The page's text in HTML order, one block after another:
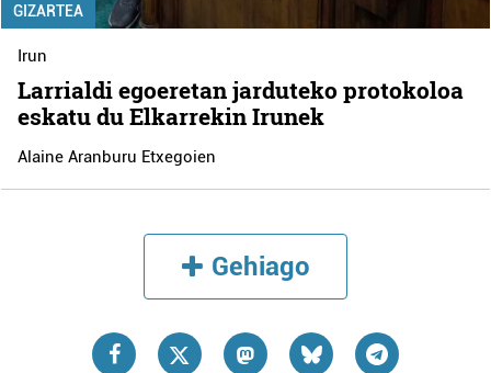
GIZARTEA
Irun
Larrialdi egoeretan jarduteko protokoloa
eskatu du Elkarrekin Irunek
Alaine Aranburu Etxegoien
Gehiago